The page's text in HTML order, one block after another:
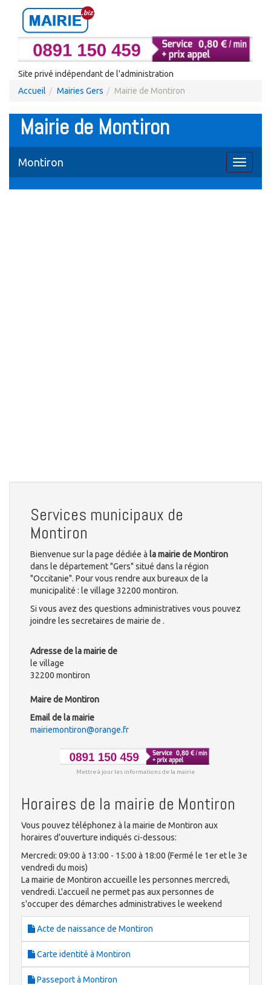
Site privé indépendant de l'administration
Accueil
Mairies Gers Mairie de Montiron
Mairie de Montiron
Toggle
Montiron
Services municipaux de
Montiron
Bienvenue sur la page dédiée à la mairie de Montiron
dans le département "Gers" situé dans la région
"Occitanie". Pour vous rendre aux bureaux de la
municipalité : le village 32200 montiron.
Si vous avez des questions administratives vous pouvez
joindre les secretaires de mairie de .
Adresse de la mairie de
le village
32200 montiron
Maire de Montiron
Email de la mairie
mairiemontiron@orange.fr
Mettre à jour les informations de la mairie
Horaires de la mairie de Montiron
Vous pouvez téléphonez à la mairie de Montiron aux
horaires d'ouverture indiqués ci-dessous:
Mercredi: 09:00 à 13:00 - 15:00 à 18:00 (Fermé le 1er et le 3e
vendredi du mois)
La mairie de Montiron accueille les personnes mercredi,
vendredi. L'accueil ne permet pas aux personnes de
s'occuper des démarches administratives le weekend
Acte de naissance de Montiron
Carte identité à Montiron
Passeport à Montiron